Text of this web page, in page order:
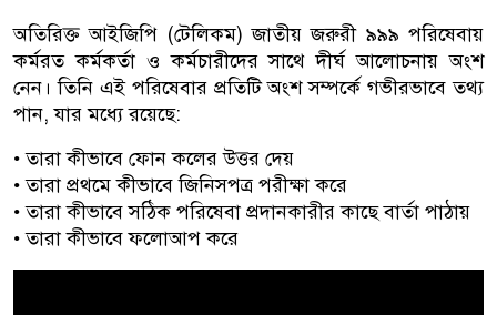
অতিরিক্ত আইজিপি (টেলিকম) জাতীয় জরুরী ৯৯৯ পরিষেবায়
কর্মরত কর্মকর্তা ও কর্মচারীদের সাথে দীর্ঘ আলোচনায় অংশ
নেন। তিনি এই পরিষেবার প্রতিটি অংশ সম্পর্কে গভীরভাবে তথ্য
পান, যার মধ্যে রয়েছে:
• তারা কীভাবে ফোন কলের উত্তর দেয়
• তারা প্রথমে কীভাবে জিনিসপত্র পরীক্ষা করে
• তারা কীভাবে সঠিক পরিষেবা প্রদানকারীর কাছে বার্তা পাঠায়
• তারা কীভাবে ফলোআপ করে